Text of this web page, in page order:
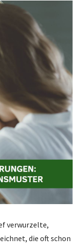
verwurzelte,
die oft schon